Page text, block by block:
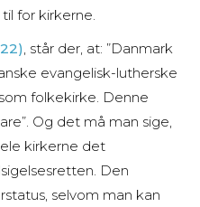
for kirkerne.
, står der, at: ”Danmark
evangelisk-lutherske
folkekirke. Denne
Og det må man sige,
kirkerne det
Den
selvom man kan